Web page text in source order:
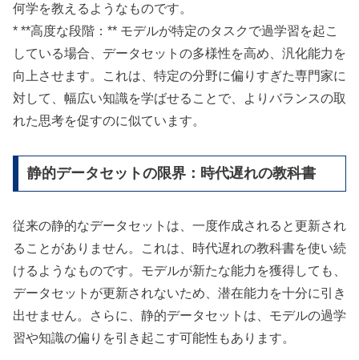
何学を教えるようなものです。
* **高度な段階：** モデルが特定のタスクで過学習を起こ
している場合、データセットの多様性を高め、汎化能力を
向上させます。これは、特定の分野に偏りすぎた専門家に
対して、幅広い知識を学ばせることで、よりバランスの取
れた思考を促すのに似ています。
静的データセットの限界：時代遅れの教科書
従来の静的なデータセットは、一度作成されると更新され
ることがありません。これは、時代遅れの教科書を使い続
けるようなものです。モデルが新たな能力を獲得しても、
データセットが更新されないため、潜在能力を十分に引き
出せません。さらに、静的データセットは、モデルの過学
習や知識の偏りを引き起こす可能性もあります。